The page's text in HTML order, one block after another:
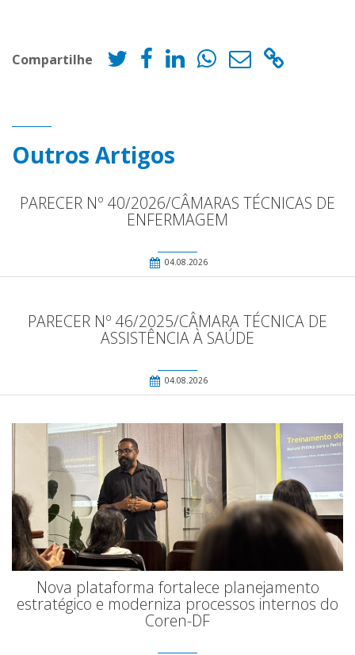
Compartilhe
Outros Artigos
PARECER Nº 40/2026/CÂMARAS TÉCNICAS DE
ENFERMAGEM
04.08.2026
PARECER Nº 46/2025/CÂMARA TÉCNICA DE
ASSISTÊNCIA À SAÚDE
04.08.2026
Nova plataforma fortalece planejamento
estratégico e moderniza processos internos do
Coren-DF